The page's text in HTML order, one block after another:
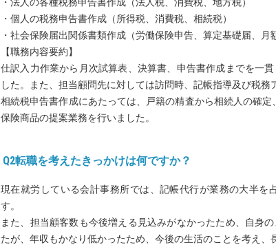
・個人の税務申告書作成（所得税、消費税、相続税）
・社会保険届出関係書類作成（労働保険申告、算定基礎届、月
【職務内容要約】
仕訳入力作業から月次試算表、決算書、申告書作成までを一
した。また、担当顧問先に対しては訪問時、記帳指導及び税務
相続税申告書作成にあたっては、戸籍の精査から相続人の確
保険商品の提案業務を行いました。
Q2転職を考えたきっかけは何ですか？
現在就労している会計事務所では、記帳代行が業務の大半
す。
また、担当顧客数も今後増える見込みがなかったため、自身
たが、年収もかなり低かったため、今後の生活のことを考え